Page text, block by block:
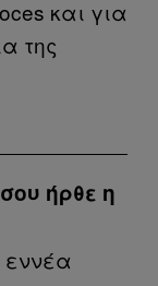
και για
της
ήρθε η
εννέα